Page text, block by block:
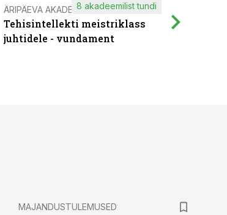
ÄRIPÄEVA AKADEEMIA
Tehisintellekti meistriklass
juhtidele - vundament
8 akadeemilist tundi
MAJANDUSTULEMUSED